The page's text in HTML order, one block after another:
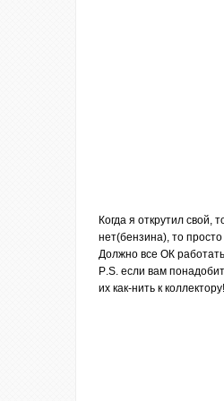
Когда я открутил свой,
нет(бензина), то
Должно все ОК
P.S. если вам
их как-нить к